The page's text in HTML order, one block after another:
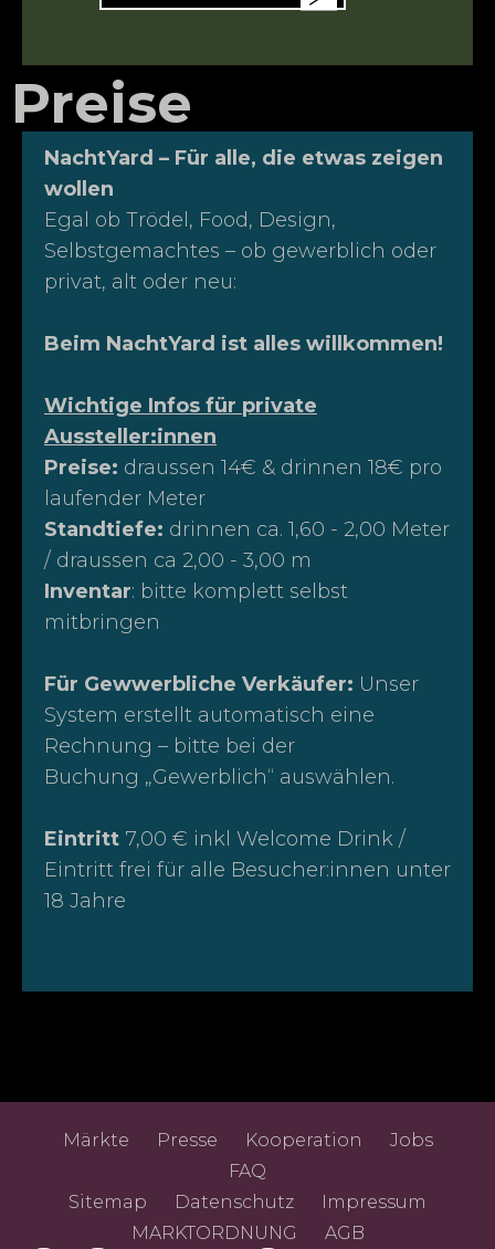
Preise
NachtYard – Für alle, die etwas zeigen
wollen
Egal ob Trödel, Food, Design,
Selbstgemachtes – ob gewerblich oder
privat, alt oder neu:
Beim NachtYard ist alles willkommen!
Wichtige Infos für private
Aussteller:innen
Preise: draussen 14€ & drinnen 18€ pro
laufender Meter
Standtiefe: drinnen ca. 1,60 - 2,00 Meter
/ draussen ca 2,00 - 3,00 m
Inventar: bitte komplett selbst
mitbringen
Für Gewwerbliche Verkäufer: Unser
System erstellt automatisch eine
Rechnung – bitte bei der
Buchung „Gewerblich“ auswählen.
Eintritt 7,00 € inkl Welcome Drink /
Eintritt frei für alle Besucher:innen unter
18 Jahre
Märkte Presse Kooperation
Jobs
FAQ
Sitemap
Datenschutz
Impressum
MARKTORDNUNG
AGB